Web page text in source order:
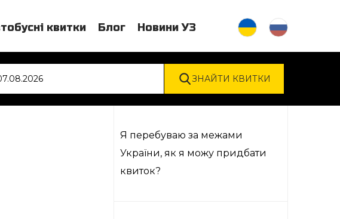
квитки Блог Новини УЗ
Я перебуваю за межами
України, як я можу придбати
квиток?